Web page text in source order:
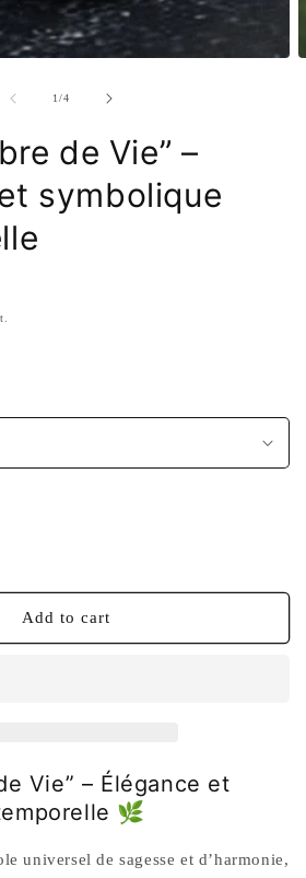
1/of
4
de Vie” –
symbolique
Add to cart
Vie” – Élégance et
🌿
universel de sagesse et d’harmonie,